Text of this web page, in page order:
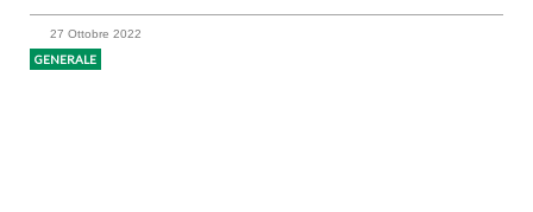
27 Ottobre 2022
GENERALE